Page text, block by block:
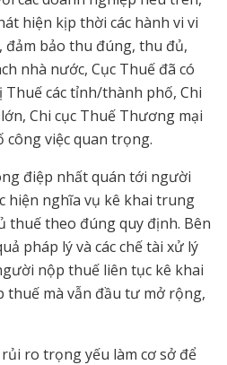
hiện kịp thời các hành vi vi
đảm bảo thu đúng, thu đủ,
nhà nước, Cục Thuế đã có
Thuế các tỉnh/thành phố, Chi
Chi cục Thuế Thương mại
việc quan trọng.
điệp nhất quán tới người
hiện nghĩa vụ kê khai trung
thuế theo đúng quy định. Bên
pháp lý và các chế tài xử lý
nộp thuế liên tục kê khai
thuế mà vẫn đầu tư mở rộng,
ro trọng yếu làm cơ sở để